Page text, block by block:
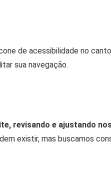
de acessibilidade no
sua navegação.
revisando e ajustando
existir, mas buscamos